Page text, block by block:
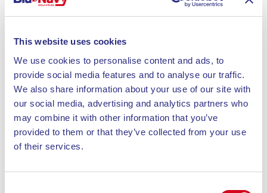
This website uses cookies
We use cookies to personalise content and ads, to
provide social media features and to analyse our traffic.
We also share information about your use of our site with
our social media, advertising and analytics partners who
may combine it with other information that you’ve
provided to them or that they’ve collected from your use
of their services.